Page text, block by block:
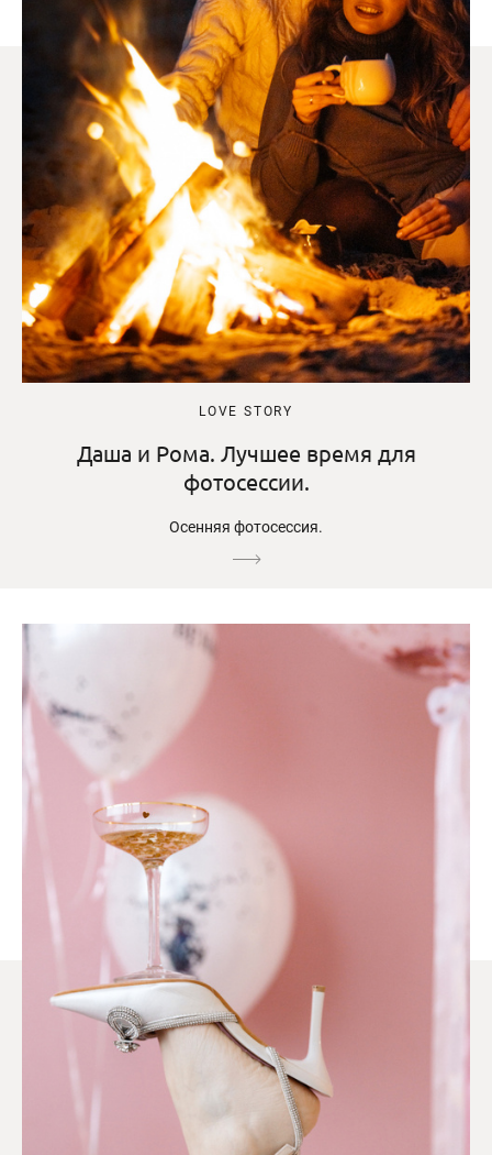
LOVE STORY
Даша и Рома. Лучшее время для
фотосессии.
Осенняя фотосессия.